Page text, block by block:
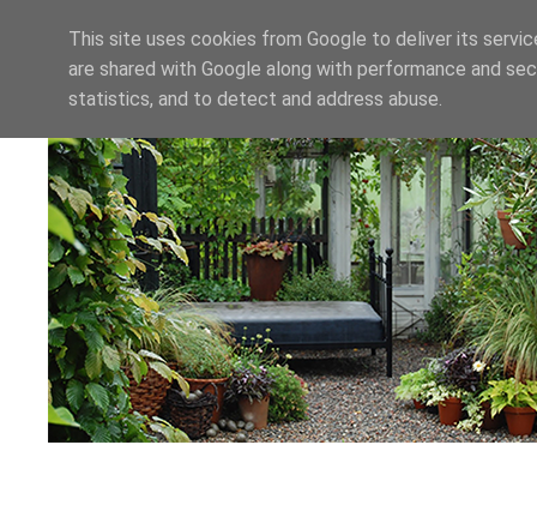
This site uses cookies from Google to deliver its
are shared with Google along with performance and
statistics, and to detect and address abuse.